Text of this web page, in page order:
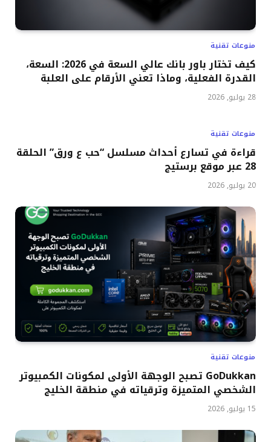
منوعات تقنية
كيف تختار باور بانك عالي السعة في 2026: السعة،
القدرة الفعلية، وماذا تعني الأرقام على العلبة
28 يوليو, 2026
منوعات تقنية
قراءة في تسارع أحداث مسلسل “حب ع ورق” الحلقة
28 عبر موقع برستيج
20 يوليو, 2026
منوعات تقنية
GoDukkan تصبح الوجهة الأولى لمكونات الكمبيوتر
الشخصي المتميزة وترقياته في منطقة الخليج
15 يوليو, 2026